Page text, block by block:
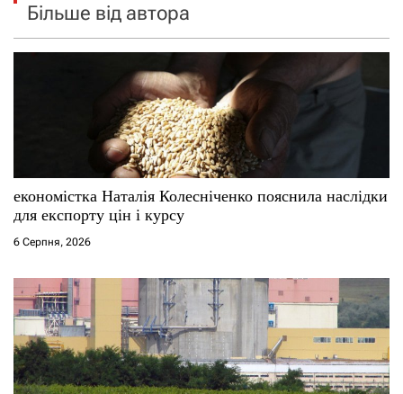
Більше від автора
економістка Наталія Колесніченко пояснила наслідки
для експорту цін і курсу
6 Серпня, 2026